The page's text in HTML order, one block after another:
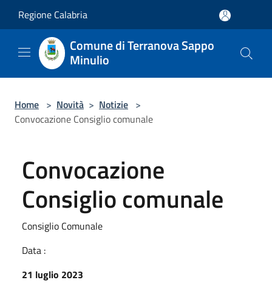
Regione Calabria
Comune di Terranova Sappo
Minulio
Home > Novità > Notizie >
Convocazione Consiglio comunale
Convocazione
Consiglio comunale
Consiglio Comunale
Data :
21 luglio 2023